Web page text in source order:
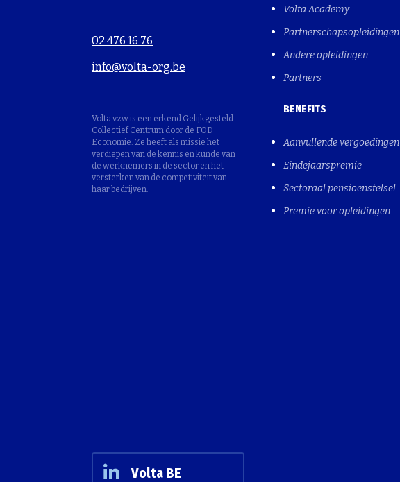
02 476 16 76
info@volta-org.be
Volta vzw is een erkend Gelijkgesteld
Collectief Centrum door de FOD
Economie. Ze heeft als missie het
verdiepen van de kennis en kunde van
de werknemers in de sector en het
versterken van de competiviteit van
haar bedrijven.
Volta BE
Volta Academy
Partnerschapsopleidingen
Andere opleidingen
Partners
BENEFITS
Aanvullende vergoedingen
Eindejaarspremie
Sectoraal pensioenstelsel
Premie voor opleidingen